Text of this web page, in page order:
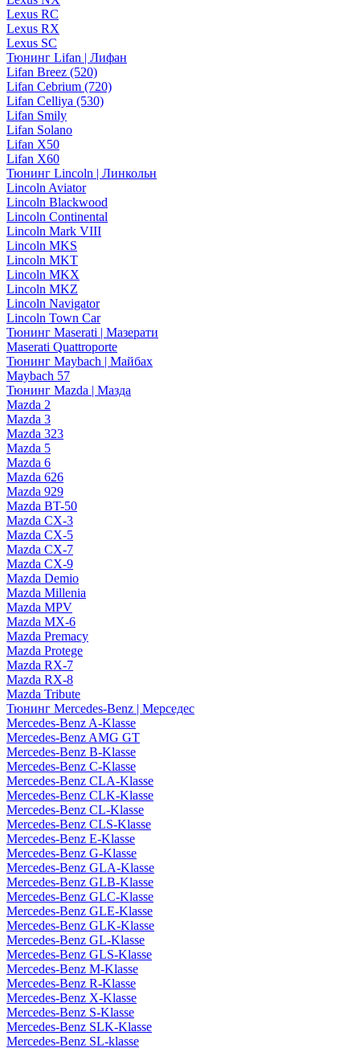
Lexus RC
Lexus RX
Lexus SC
Тюнинг Lifan | Лифан
Lifan Breez (520)
Lifan Cebrium (720)
Lifan Celliya (530)
Lifan Smily
Lifan Solano
Lifan X50
Lifan X60
Тюнинг Lincoln | Линкольн
Lincoln Aviator
Lincoln Blackwood
Lincoln Continental
Lincoln Mark VIII
Lincoln MKS
Lincoln MKT
Lincoln MKX
Lincoln MKZ
Lincoln Navigator
Lincoln Town Car
Тюнинг Maserati | Мазерати
Maserati Quattroporte
Тюнинг Maybach | Майбах
Maybach 57
Тюнинг Mazda | Мазда
Mazda 2
Mazda 3
Mazda 323
Mazda 5
Mazda 6
Mazda 626
Mazda 929
Mazda BT-50
Mazda CX-3
Mazda CX-5
Mazda CX-7
Mazda CX-9
Mazda Demio
Mazda Millenia
Mazda MPV
Mazda MX-6
Mazda Premacy
Mazda Protege
Mazda RX-7
Mazda RX-8
Mazda Tribute
Тюнинг Mercedes-Benz | Мерседес
Mercedes-Benz A-Klasse
Mercedes-Benz AMG GT
Mercedes-Benz B-Klasse
Mercedes-Benz C-Klasse
Mercedes-Benz CLA-Klasse
Mercedes-Benz CLK-Klasse
Mercedes-Benz CL-Klasse
Mercedes-Benz CLS-Klasse
Mercedes-Benz E-Klasse
Mercedes-Benz G-Klasse
Mercedes-Benz GLA-Klasse
Mercedes-Benz GLB-Klasse
Mercedes-Benz GLC-Klasse
Mercedes-Benz GLE-Klasse
Mercedes-Benz GLK-Klasse
Mercedes-Benz GL-Klasse
Mercedes-Benz GLS-Klasse
Mercedes-Benz M-Klasse
Mercedes-Benz R-Klasse
Mercedes-Benz X-Klasse
Mercedes-Benz S-Klasse
Mercedes-Benz SLK-Klasse
Mercedes-Benz SL-klasse